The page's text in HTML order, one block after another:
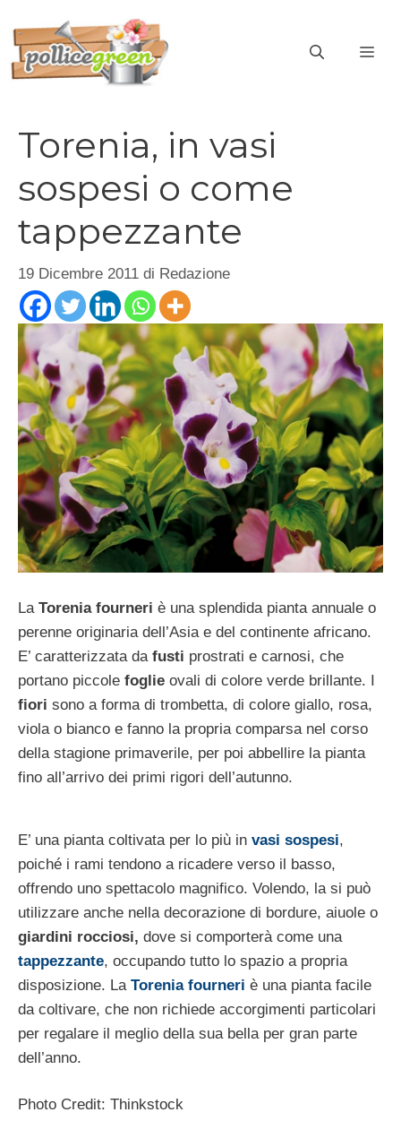
contenuto
Torenia, in vasi
sospesi o come
tappezzante
19 Dicembre 2011 di Redazione
La Torenia fourneri è una splendida pianta annuale o
perenne originaria dell’Asia e del continente africano.
E’ caratterizzata da fusti prostrati e carnosi, che
portano piccole foglie ovali di colore verde brillante. I
fiori sono a forma di trombetta, di colore giallo, rosa,
viola o bianco e fanno la propria comparsa nel corso
della stagione primaverile, per poi abbellire la pianta
fino all’arrivo dei primi rigori dell’autunno.
E’ una pianta coltivata per lo più in vasi sospesi,
poiché i rami tendono a ricadere verso il basso,
offrendo uno spettacolo magnifico. Volendo, la si può
utilizzare anche nella decorazione di bordure, aiuole o
giardini rocciosi, dove si comporterà come una
tappezzante, occupando tutto lo spazio a propria
disposizione. La Torenia fourneri è una pianta facile
da coltivare, che non richiede accorgimenti particolari
per regalare il meglio della sua bella per gran parte
dell’anno.
Photo Credit: Thinkstock